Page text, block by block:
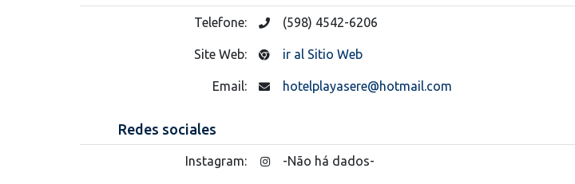
Telefone: (598) 4542-6206
Site Web: ir al Sitio Web
Email: hotelplayasere@hotmail.com
Redes sociales
Instagram: -Não há dados-